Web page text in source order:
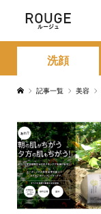
洗顔
記事一覧 美容